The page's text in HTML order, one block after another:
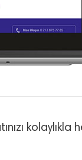
kolaylıkla